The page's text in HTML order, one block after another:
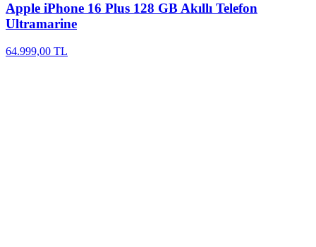
Apple iPhone 16 Plus 128 GB Akıllı Telefon
Ultramarine
64.999,00 TL